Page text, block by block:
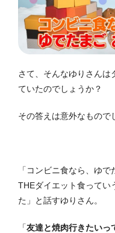
さて、そんなゆりさんは
ていたのでしょうか？
その答えは意外なもので
「コンビニ食なら、ゆ
THEダイエット食ってい
た」と話すゆりさん。
「友達と焼肉行きたいっ